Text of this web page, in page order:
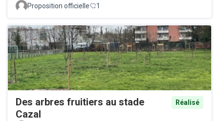
Proposition officielle 1
Des arbres fruitiers au stade
Cazal
Réalisé